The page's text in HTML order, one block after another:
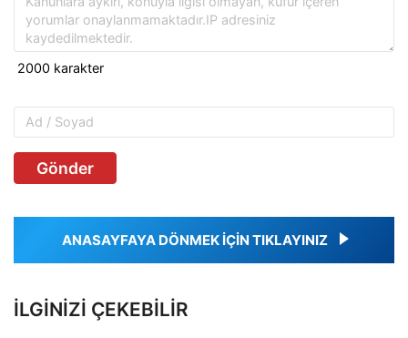
Gönder
ANASAYFAYA DÖNMEK İÇİN TIKLAYINIZ
İLGINIZI ÇEKEBILIR